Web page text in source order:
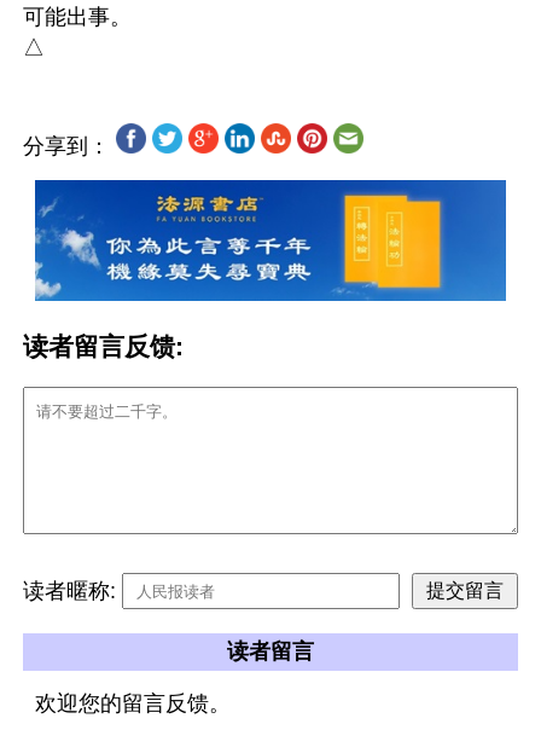
可能出事。
分享到：
读者留言反馈:
读者暱称:
读者留言
欢迎您的留言反馈。